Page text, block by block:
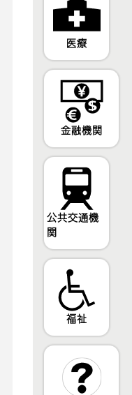
医療
金融機関
公共交通機
関
福祉